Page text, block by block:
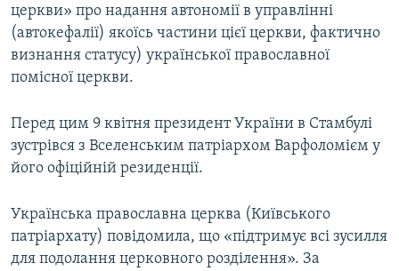
церкви» про надання автономії в управлінні
(автокефалії) якоїсь частини цієї церкви, фактично
визнання статусу) української православної
помісної церкви.
Перед цим 9 квітня президент України в Стамбулі
зустрівся з Вселенським патріархом Варфоломієм у
його офіційній резиденції.
Українська православна церква (Київського
патріархату) повідомила, що «підтримує всі зусилля
для подолання церковного розділення». За